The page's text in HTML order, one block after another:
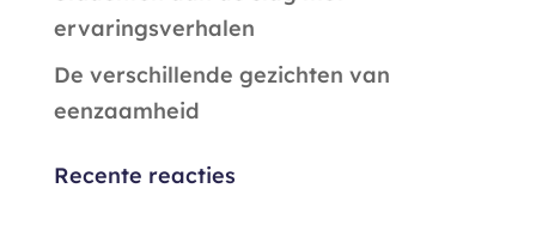
ervaringsverhalen
De verschillende gezichten van
eenzaamheid
Recente reacties